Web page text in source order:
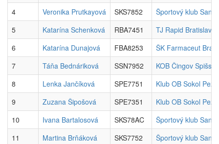
4
Veronika Prutkayová SKS7852
Športový klub
5
Katarína Schenková RBA7451
TJ Rapid Bratislava
6
Katarína Dunajová FBA8253
ŠK Farmaceut
7
Táňa Bednáriková SSN7952
KOB Čingov
8
Lenka Jančíková SPE7751
Klub OB Sokol
9
Zuzana Šipošová SPE7351
Klub OB Sokol
10
Ivana Bartalosová SKS78AC
Športový klub
11
Martina Brňáková SKS7752
Športový klub